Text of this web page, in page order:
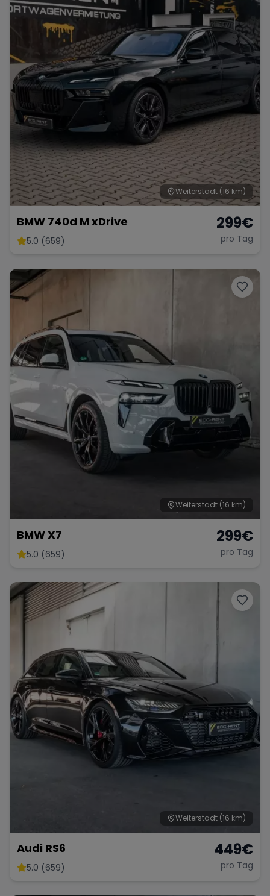
Weiterstadt (16 km)
BMW 740d M xDrive
5.0 (659)
299€
pro Tag
Weiterstadt (16 km)
BMW X7
5.0 (659)
299€
pro Tag
Weiterstadt (16 km)
Audi RS6
5.0 (659)
449€
pro Tag